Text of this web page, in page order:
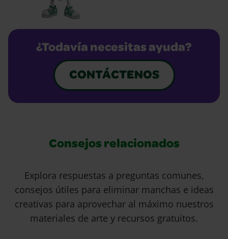
¿Todavía necesitas ayuda?
CONTÁCTENOS
Consejos relacionados
Explora respuestas a preguntas comunes,
consejos útiles para eliminar manchas e ideas
creativas para aprovechar al máximo nuestros
materiales de arte y recursos gratuitos.